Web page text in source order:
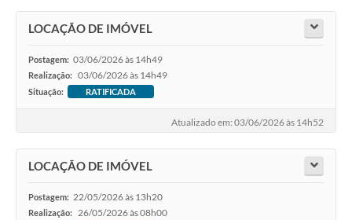
LOCAÇÃO DE IMÓVEL
Postagem: 03/06/2026 às 14h49
Realização: 03/06/2026 às 14h49
Situação: RATIFICADA
Atualizado em: 03/06/2026 às 14h52
LOCAÇÃO DE IMÓVEL
Postagem: 22/05/2026 às 13h20
Realização: 26/05/2026 às 08h00